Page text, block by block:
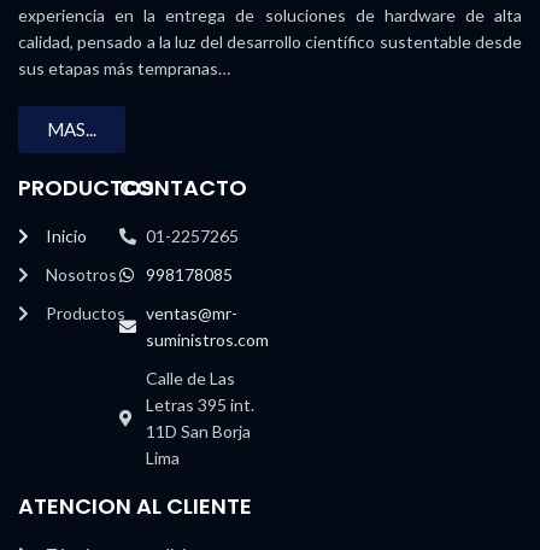
experiencia en la entrega de soluciones de hardware de alta
calidad, pensado a la luz del desarrollo científico sustentable desde
sus etapas más tempranas…
MAS...
PRODUCTOS
Inicio
Nosotros
Productos
CONTACTO
01-2257265
998178085
ventas@mr-
suministros.com
Calle de Las
Letras 395 int.
11D San Borja
Lima
ATENCION AL CLIENTE